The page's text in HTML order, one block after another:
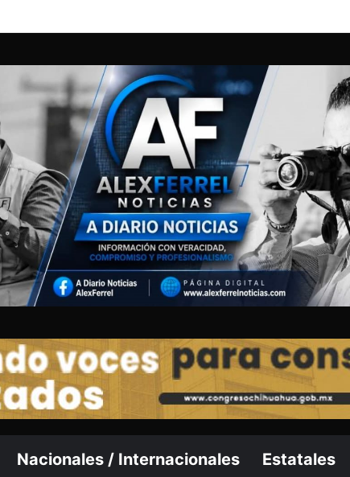
PASO SUPRIMIDO POR ACUMULACIÓN DE AGUA;
Nacionales / Internacionales Estatales